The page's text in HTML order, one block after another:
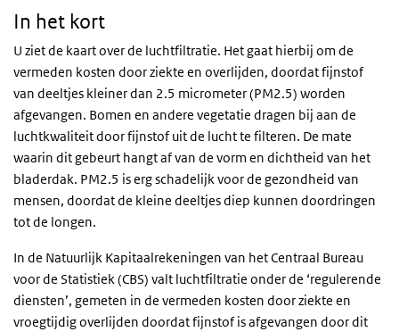
In het kort
U ziet de kaart over de luchtfiltratie. Het gaat hierbij om de
vermeden kosten door ziekte en overlijden, doordat fijnstof
van deeltjes kleiner dan 2.5 micrometer (PM2.5) worden
afgevangen. Bomen en andere vegetatie dragen bij aan de
luchtkwaliteit door fijnstof uit de lucht te filteren. De mate
waarin dit gebeurt hangt af van de vorm en dichtheid van het
bladerdak. PM2.5 is erg schadelijk voor de gezondheid van
mensen, doordat de kleine deeltjes diep kunnen doordringen
tot de longen.
In de Natuurlijk Kapitaalrekeningen van het Centraal Bureau
voor de Statistiek (CBS) valt luchtfiltratie onder de ‘regulerende
diensten’, gemeten in de vermeden kosten door ziekte en
vroegtijdig overlijden doordat fijnstof is afgevangen door dit